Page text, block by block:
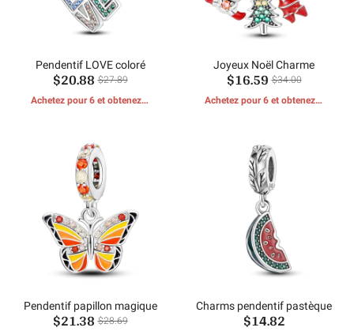
Pendentif LOVE coloré
$20.88 $27.89
Achetez pour 6 et obtenez 1
Joyeux Noël Charme
$16.59 $34.00
Achetez pour 6 et obtenez 1
Pendentif papillon magique
$21.38 $28.69
Charms pendentif pastèque
$14.82